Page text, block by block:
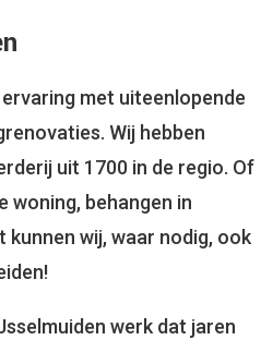
met uiteenlopende
Wij hebben
uit 1700 in de regio. Of
woning, behangen in
wij, waar nodig, ook
werk dat jaren